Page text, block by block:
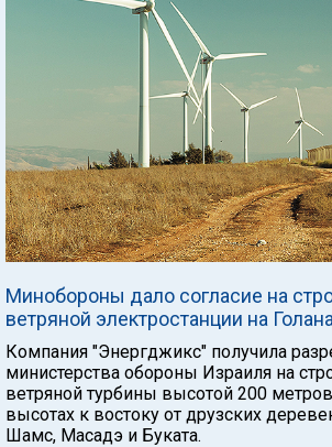
Минобороны дало согласие на
ветряной электростанции на
Компания "Энергджикс" получила
министерства обороны Израиля на
ветряной турбины высотой 200
высотах к востоку от друзских
Шамс, Масадэ и Буката.